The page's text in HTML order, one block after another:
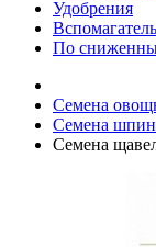
Удобрения
По
Семена
Семена
Семена